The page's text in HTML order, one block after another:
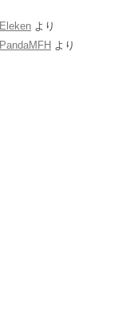
Eleken より
PandaMFH より